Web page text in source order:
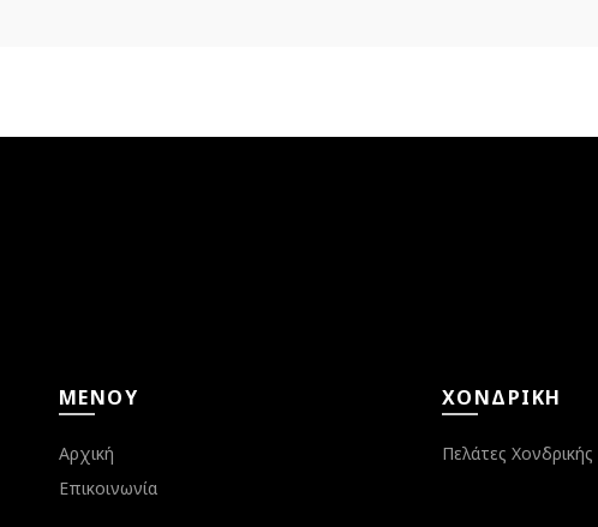
ΜΕΝΟΎ
Αρχική
Επικοινωνία
ΧΟΝΔΡΙΚΉ
Πελάτες Χονδρικής